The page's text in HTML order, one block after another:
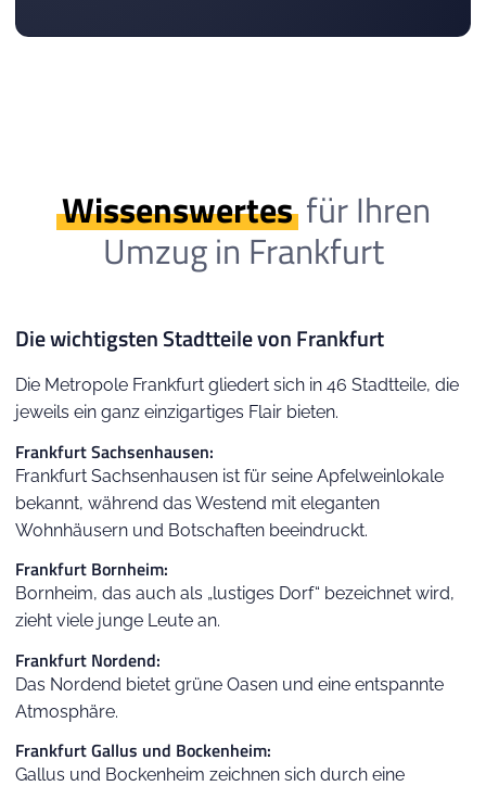
Wissenswertesfür Ihren
Umzug in Frankfurt
Die wichtigsten Stadtteile von Frankfurt
Die Metropole Frankfurt gliedert sich in 46 Stadtteile, die
jeweils ein ganz einzigartiges Flair bieten.
Frankfurt Sachsenhausen:
Frankfurt Sachsenhausen ist für seine Apfelweinlokale
bekannt, während das Westend mit eleganten
Wohnhäusern und Botschaften beeindruckt.
Frankfurt Bornheim:
Bornheim, das auch als „lustiges Dorf“ bezeichnet wird,
zieht viele junge Leute an.
Frankfurt Nordend:
Das Nordend bietet grüne Oasen und eine entspannte
Atmosphäre.
Frankfurt Gallus und Bockenheim:
Gallus und Bockenheim zeichnen sich durch eine